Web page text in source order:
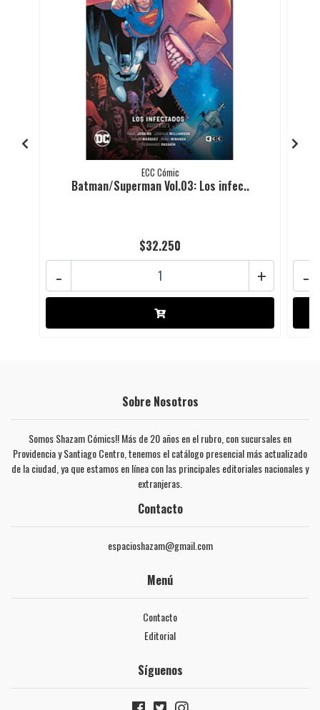
ECC Cómic
Batman/Superman Vol.03: Los infec..
$32.250
+
- -
Sobre Nosotros
Somos Shazam Cómics!! Más de 20 años en el rubro, con sucursales en
Providencia y Santiago Centro, tenemos el catálogo presencial más actualizado
de la ciudad, ya que estamos en línea con las principales editoriales nacionales y
extranjeras.
Contacto
espacioshazam@gmail.com
Menú
Contacto
Editorial
Síguenos